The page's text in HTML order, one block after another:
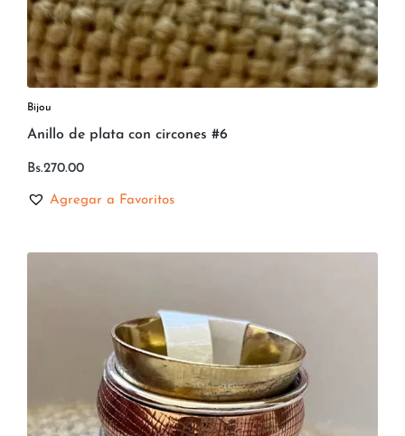
Bijou
Anillo de plata con circones #6
Bs.270.00
Agregar a Favoritos